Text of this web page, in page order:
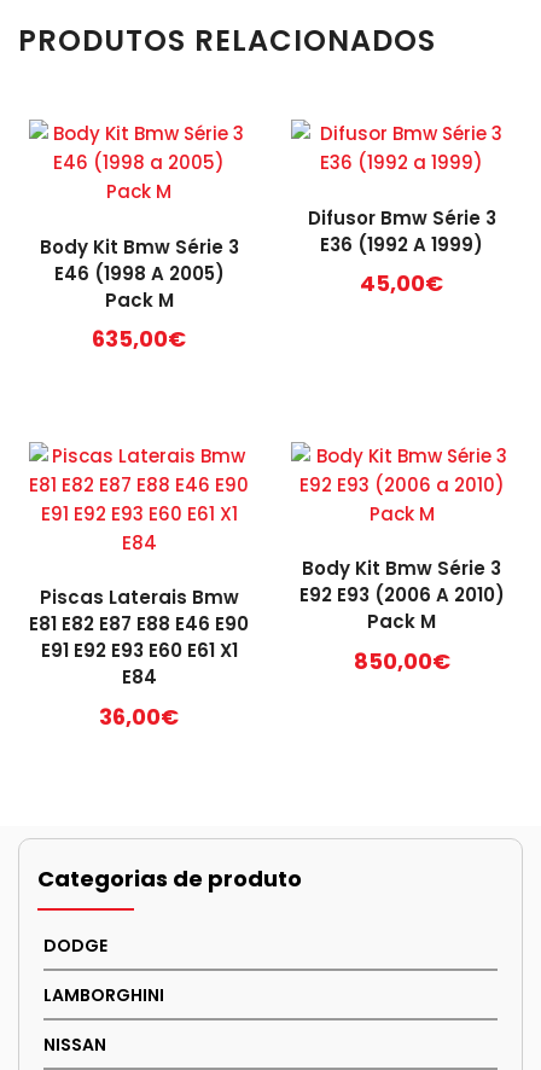
PRODUTOS RELACIONADOS
Body Kit Bmw Série 3
E46 (1998 A 2005)
Pack M
635,00€
Difusor Bmw Série 3
E36 (1992 A 1999)
45,00€
Piscas Laterais Bmw
E81 E82 E87 E88 E46 E90
E91 E92 E93 E60 E61 X1
E84
36,00€
Body Kit Bmw Série 3
E92 E93 (2006 A 2010)
Pack M
850,00€
Categorias de produto
DODGE
LAMBORGHINI
NISSAN